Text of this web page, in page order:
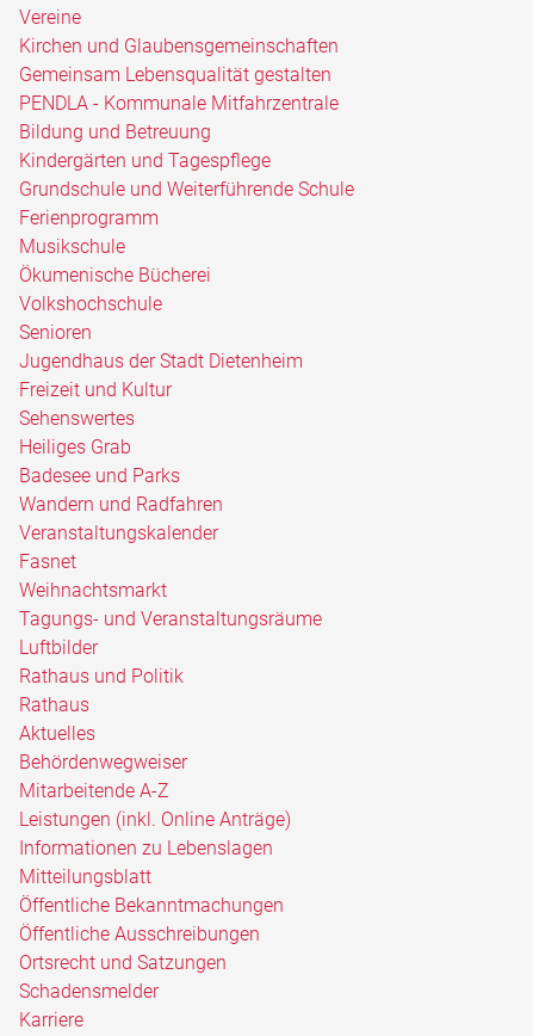
Vereine
Kirchen und Glaubensgemeinschaften
Gemeinsam Lebensqualität gestalten
PENDLA - Kommunale Mitfahrzentrale
Bildung und Betreuung
Kindergärten und Tagespflege
Grundschule und Weiterführende Schule
Ferienprogramm
Musikschule
Ökumenische Bücherei
Volkshochschule
Senioren
Jugendhaus der Stadt Dietenheim
Freizeit und Kultur
Sehenswertes
Heiliges Grab
Badesee und Parks
Wandern und Radfahren
Veranstaltungskalender
Fasnet
Weihnachtsmarkt
Tagungs- und Veranstaltungsräume
Luftbilder
Rathaus und Politik
Rathaus
Aktuelles
Behördenwegweiser
Mitarbeitende A-Z
Leistungen (inkl. Online Anträge)
Informationen zu Lebenslagen
Mitteilungsblatt
Öffentliche Bekanntmachungen
Öffentliche Ausschreibungen
Ortsrecht und Satzungen
Schadensmelder
Karriere